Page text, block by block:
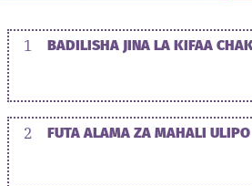
1 BADILISHA JINA LA KIFAA
2 FUTA ALAMA ZA MAHALI ULIPO